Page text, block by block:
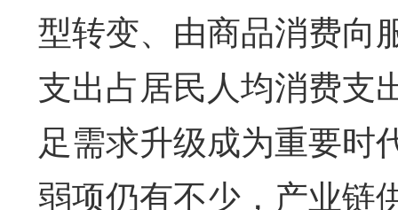
型转变、由商品消费向
支出占居民人均消费支
足需求升级成为重要时
弱项仍有不少，产业链